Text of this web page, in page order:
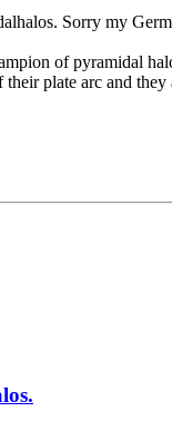
Sorry my
of pyramidal
plate arc and